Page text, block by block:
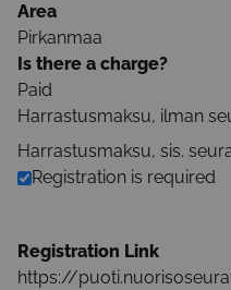
Area
Pirkanmaa
Is there a charge?
Paid
Harrastusmaksu, ilman
Harrastusmaksu, sis.
Registration is required
Registration Link
https://